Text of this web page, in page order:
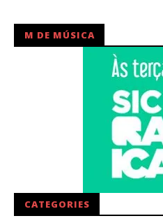
M DE MÚSICA
CATEGORIES